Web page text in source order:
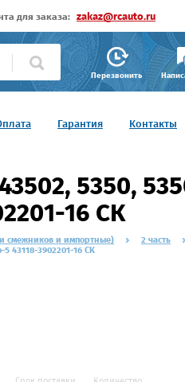
для заказа: zakaz@rcauto.ru
Перезвонить
Гарантия Контакты
5350,
16 СК
смежников и импортные) 2 часть
5 43118-3902201-16 СК